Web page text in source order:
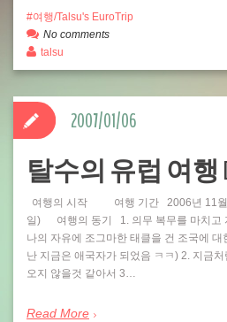
여행/Talsu's EuroTrip
No comments
talsu
탈수의 유럽 여행
여행의 시작 여행 기간 2006년 11월
일) 여행의 동기 1. 의무 복무를 마치고
나의 자유에 조그마한 태클을 건 조국에
난 지금은 애국자가 되었음 ㅋㅋ) 2. 지금
오지 않을것 같아서 3…
Read More
2007/01/06